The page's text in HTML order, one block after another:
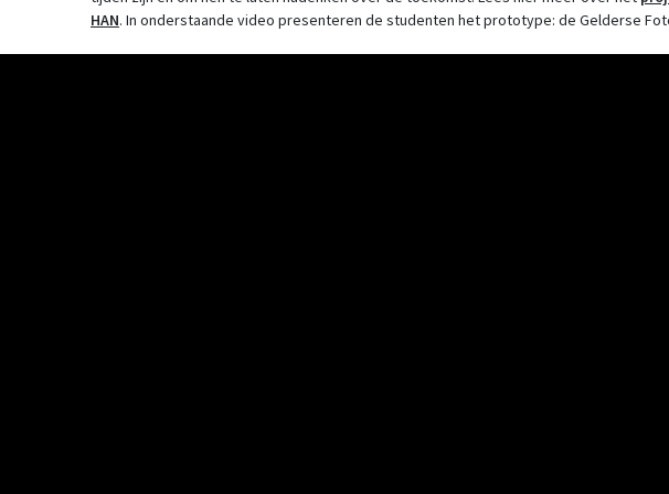
HAN. In onderstaande video presenteren de studenten het prototype: de Gelderse